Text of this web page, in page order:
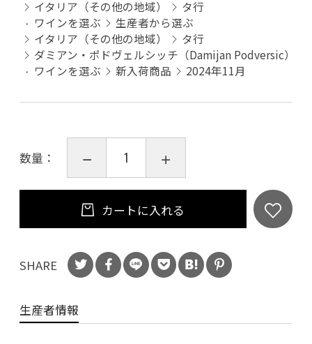
イタリア（その他の地域）
タ行
ワインを選ぶ
生産者から選ぶ
イタリア（その他の地域）
タ行
ダミアン・ポドヴェルシッチ（Damijan Podversic）
ワインを選ぶ
新入荷商品 2024年11月
数量：
カートに入れる
SHARE
生産者情報